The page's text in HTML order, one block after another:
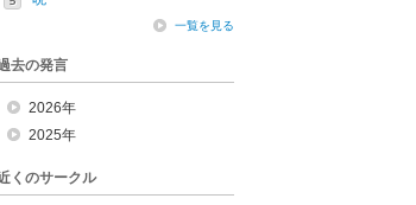
一覧を見る
去の発言
2026年
2025年
くのサークル